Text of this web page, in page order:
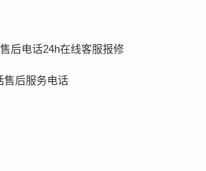
后电话24h在线客服报修
售后服务电话